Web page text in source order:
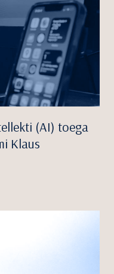
(AI) toega
Klaus